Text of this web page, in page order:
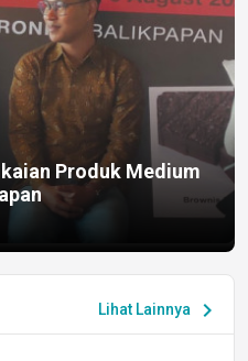
Produk Medium
Lihat Lainnya chevron_right